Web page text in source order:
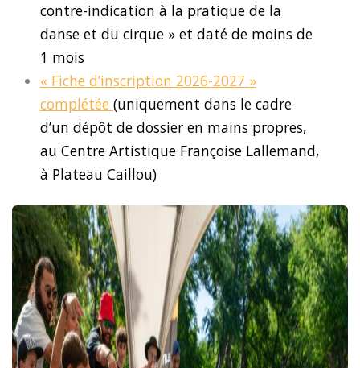
contre-indication à la pratique de la
danse et du cirque » et daté de moins de
1 mois
« Fiche d’inscription 2026-2027 »
complétée (uniquement dans le cadre
d’un dépôt de dossier en mains propres,
au Centre Artistique Françoise Lallemand,
à Plateau Caillou)